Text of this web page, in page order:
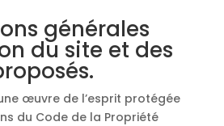
générales
du site et des
œuvre de l’esprit protégée
du Code de la Propriété